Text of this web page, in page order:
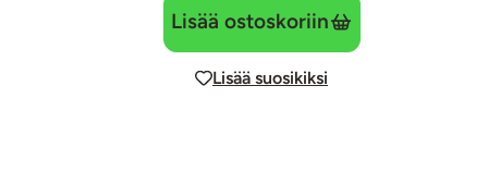
Lisää ostoskoriin
Lisää suosikiksi